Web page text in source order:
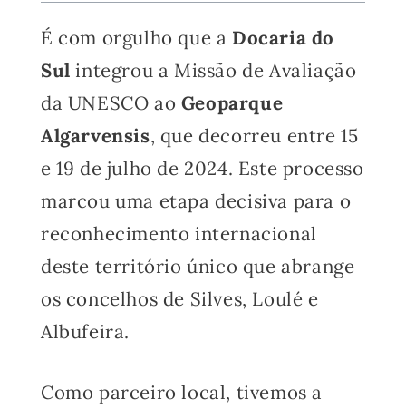
É com orgulho que a Docaria do
Sul integrou a Missão de Avaliação
da UNESCO ao Geoparque
Algarvensis, que decorreu entre 15
e 19 de julho de 2024. Este processo
marcou uma etapa decisiva para o
reconhecimento internacional
deste território único que abrange
os concelhos de Silves, Loulé e
Albufeira.
Como parceiro local, tivemos a